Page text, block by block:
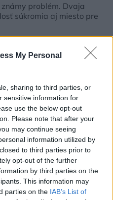
My Personal
sharing to third parties, or
sensitive information for
use the below opt-out
Please note that after your
may continue seeing
information utilized by
to third parties prior to
opt-out of the further
by third parties on the
This information may
parties on the IAB’s List of
problém. Dvaja
súkromia aj miesto pre